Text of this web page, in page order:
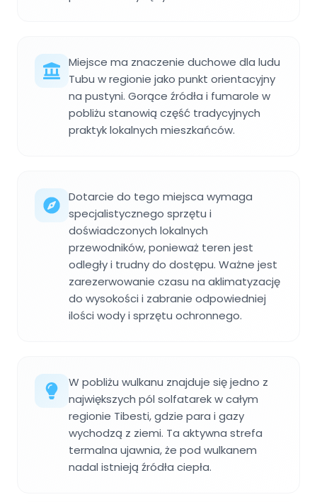
Miejsce ma znaczenie duchowe dla ludu
Tubu w regionie jako punkt orientacyjny
na pustyni. Gorące źródła i fumarole w
pobliżu stanowią część tradycyjnych
praktyk lokalnych mieszkańców.
Dotarcie do tego miejsca wymaga
specjalistycznego sprzętu i
doświadczonych lokalnych
przewodników, ponieważ teren jest
odległy i trudny do dostępu. Ważne jest
zarezerwowanie czasu na aklimatyzację
do wysokości i zabranie odpowiedniej
ilości wody i sprzętu ochronnego.
W pobliżu wulkanu znajduje się jedno z
największych pól solfatarek w całym
regionie Tibesti, gdzie para i gazy
wychodzą z ziemi. Ta aktywna strefa
termalna ujawnia, że pod wulkanem
nadal istnieją źródła ciepła.